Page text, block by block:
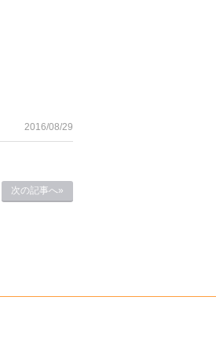
2016/08/29
次の記事へ»